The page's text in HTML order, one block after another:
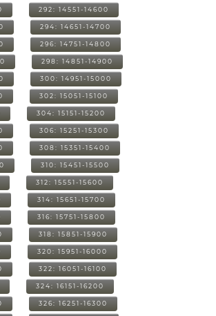
292: 14551-14600
294: 14651-14700
296: 14751-14800
298: 14851-14900
300: 14951-15000
302: 15051-15100
304: 15151-15200
306: 15251-15300
308: 15351-15400
310: 15451-15500
312: 15551-15600
314: 15651-15700
316: 15751-15800
318: 15851-15900
320: 15951-16000
322: 16051-16100
324: 16151-16200
326: 16251-16300